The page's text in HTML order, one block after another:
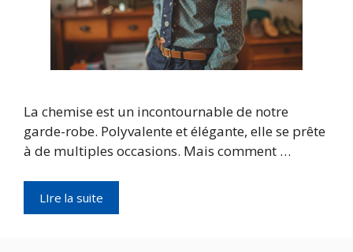
La chemise est un incontournable de notre
garde-robe. Polyvalente et élégante, elle se prête
à de multiples occasions. Mais comment …
LIre la suite